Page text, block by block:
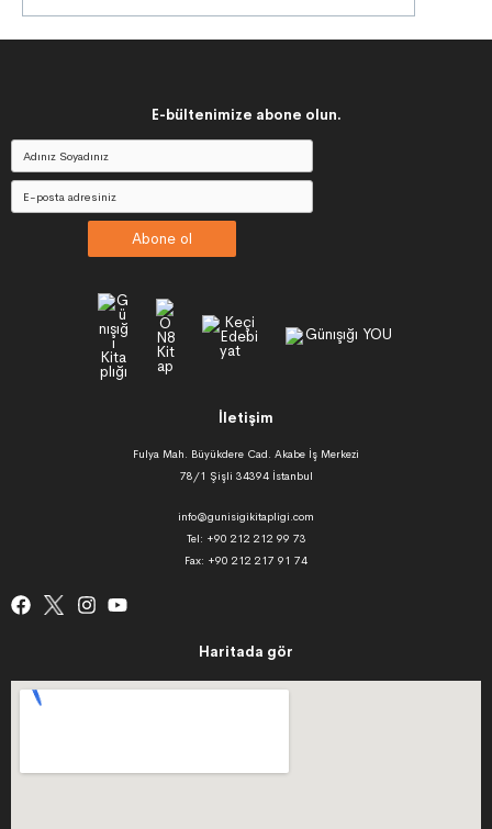
E-bültenimize abone olun.
Abone ol
İletişim
Fulya Mah. Büyükdere Cad. Akabe İş Merkezi
78/1 Şişli 34394 İstanbul
info@gunisigikitapligi.com
Tel: +90 212 212 99 73
Fax: +90 212 217 91 74
Haritada gör